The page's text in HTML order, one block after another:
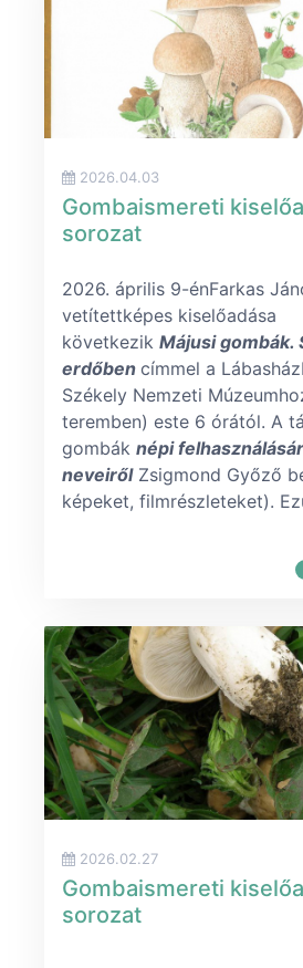
2026.04.03
Gombaismereti
sorozat
2026. április 9-énFarkas
vetítettképes kiselőadása
következik Májusi gombák.
erdőben címmel a
Székely Nemzeti
teremben) este 6 órától. A
gombák népi
neveirőlZsigmond Győző
képeket, filmrészleteket).
2026.02.27
Gombaismereti
sorozat